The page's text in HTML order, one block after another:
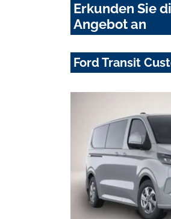
Erkunden Sie
Angebot an
Ford Transit